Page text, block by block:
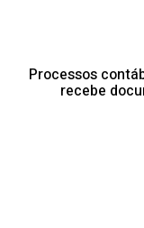
Processos
recebe